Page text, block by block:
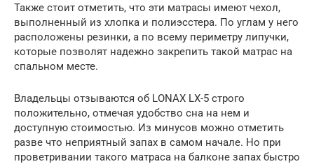
Также стоит отметить, что эти матрасы имеют чехол,
выполненный из хлопка и полиэсстера. По углам у него
расположены резинки, а по всему периметру липучки,
которые позволят надежно закрепить такой матрас на
спальном месте.
Владельцы отзываются об LONAX LX-5 строго
положительно, отмечая удобство сна на нем и
доступную стоимостью. Из минусов можно отметить
разве что неприятный запах в самом начале. Но при
проветривании такого матраса на балконе запах быстро